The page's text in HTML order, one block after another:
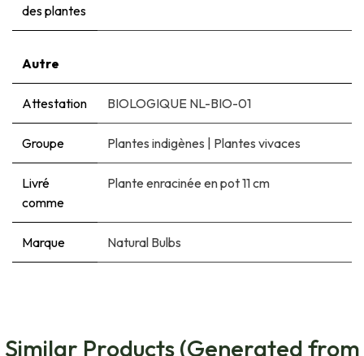
des plantes
Autre
Attestation BIOLOGIQUE NL-BIO-01
Groupe Plantes indigènes | Plantes vivaces
Livré
comme
Plante enracinée en pot 11 cm
Marque Natural Bulbs
Similar Products (Generated from